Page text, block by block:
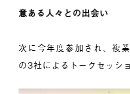
意ある人々との出会い
次に今年度参加され、複
の3社によるトークセッシ